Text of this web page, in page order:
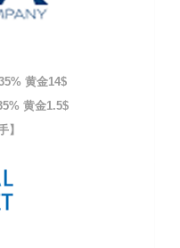
黄金14$
黄金1.5$
】